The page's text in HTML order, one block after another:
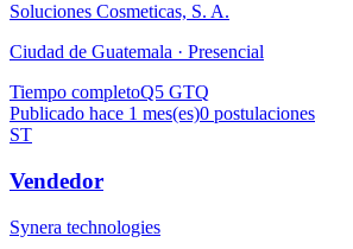
Soluciones Cosmeticas, S. A.
Ciudad de Guatemala · Presencial
Tiempo completoQ5 GTQ
Publicado hace 1 mes(es)0 postulaciones
ST
Vendedor
Synera technologies